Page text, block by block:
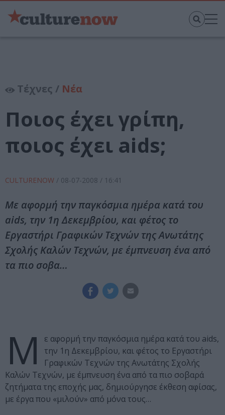
Τέχνες / Νέα
Ποιος έχει γρίπη,
ποιος έχει aids;
CULTURENOW / 08-07-2008 / 16:41
Με αφορμή την παγκόσμια ημέρα κατά του
aids, την 1η Δεκεμβρίου, και φέτος το
Εργαστήρι Γραφικών Τεχνών της Ανωτάτης
Σχολής Καλών Τεχνών, με έμπνευση ένα από
τα πιο σοβα…
Μ
ε αφορμή την παγκόσμια ημέρα κατά του aids,
την 1η Δεκεμβρίου, και φέτος το Εργαστήρι
Γραφικών Τεχνών της Ανωτάτης Σχολής
Καλών Τεχνών, με έμπνευση ένα από τα πιο σοβαρά
ζητήματα της εποχής μας, δημιούργησε έκθεση αφίσας,
με έργα που «μιλούν» από μόνα τους…